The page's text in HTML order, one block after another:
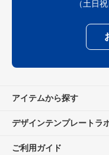
（土日
アイテムから探す
デザインテンプレートラ
ご利用ガイド